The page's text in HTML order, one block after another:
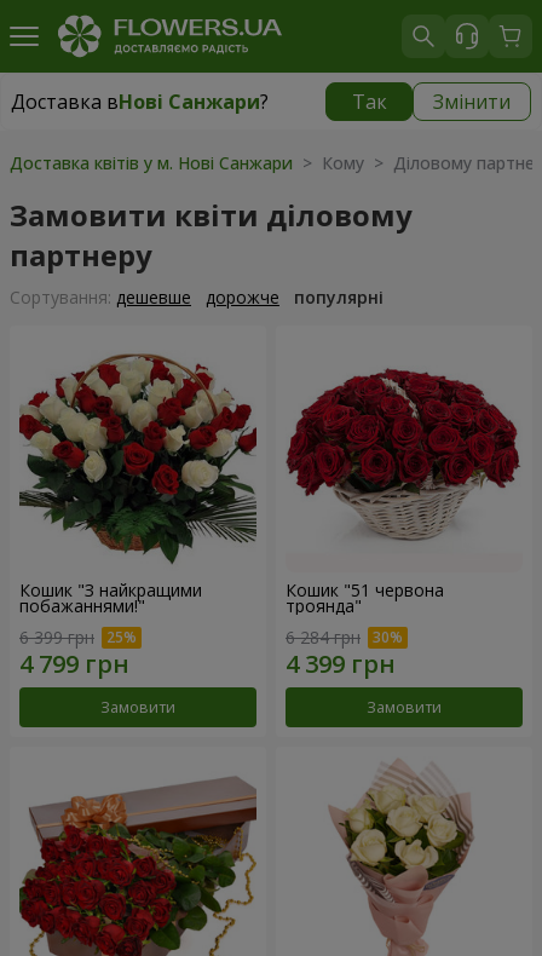
Доставка вНові Санжари? Так Змінити
Доставка вНові Санжари|537 грн
Доставка квітів у м. Нові Санжари > Кому > Діловому
Замовити квіти діловому
партнеру
Сортування: дешевше дорожче популярні
Кошик "З найкращими
побажаннями!"
6 399 грн
Замовити
Кошик "51 червона
троянда"
6 284 грн
Замовити